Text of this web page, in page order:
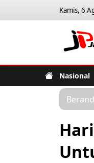
Kamis, 6
Nasional